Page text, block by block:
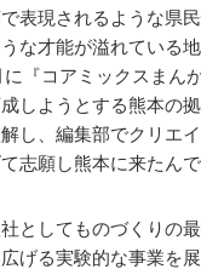
表現されるような県
な才能が溢れている
『コアミックスまん
しようとする熊本の
し、編集部でクリエ
志願し熊本に来たんで
としてものづくりの
げる実験的な事業を